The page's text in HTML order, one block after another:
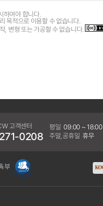
하여야 합니다.
목적으로 이용할 수 없습니다.
, 변형 또는 가공할 수 없습니다.
고객센터
0208
평일 09:00 ~ 18:00
주말,공휴일 휴무